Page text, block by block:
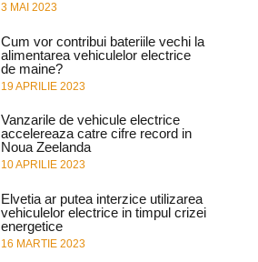
3 MAI 2023
Cum vor contribui bateriile vechi la
alimentarea vehiculelor electrice
de maine?
19 APRILIE 2023
Vanzarile de vehicule electrice
accelereaza catre cifre record in
Noua Zeelanda
10 APRILIE 2023
Elvetia ar putea interzice utilizarea
vehiculelor electrice in timpul crizei
energetice
16 MARTIE 2023